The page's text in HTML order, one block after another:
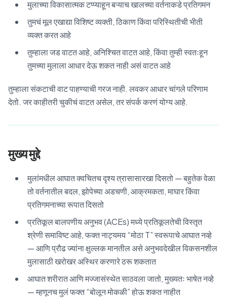
मुलाच्या विकासात्मक टप्प्याहून बऱ्याच खालच्या वर्तनाकडे प्रतिगमन
तुमचं मूल एखाद्या विशिष्ट व्यक्ती, ठिकाण किंवा परिस्थितीची भीती
व्यक्त करत आहे
तुम्हाला जड वाटत आहे, अनिश्चित वाटत आहे, किंवा तुम्ही स्वतःहून
तुमच्या मुलाला आधार देऊ शकत नाही असं वाटत आहे
तुम्हाला संकटाची वाट पाहण्याची गरज नाही. लवकर आधार चांगले परिणाम
देतो. जर काहीतरी चुकीचं वाटत असेल, तर संपर्क करणं योग्य आहे.
मुख्य मुद्दे
मुलांमधील आघात क्वचितच दृश्य त्रासासारखा दिसतो — बहुतेक वेळा
तो वर्तनातील बदल, झोपेच्या अडचणी, आक्रमकता, माघार किंवा
प्रतिगमनाच्या रूपात दिसतो
प्रतिकूल बालपणीय अनुभव (ACEs) मध्ये प्रतिकूलतेची विस्तृत
श्रेणी समाविष्ट आहे, फक्त नाट्यमय “मोठा T” स्वरूपाचे आघात नव्हे
— आणि प्रौढ ज्यांना क्षुल्लक मानतील असे अनुभवदेखील विकसनशील
मुलासाठी खरोखर अस्थिर करणारे ठरू शकतात
आघात शरीरात आणि मज्जासंस्थेत साठवला जातो, मुख्यतः भाषेत नव्हे
— म्हणूनच मुलं फक्त “बोलून मोकळी” होऊ शकत नाहीत